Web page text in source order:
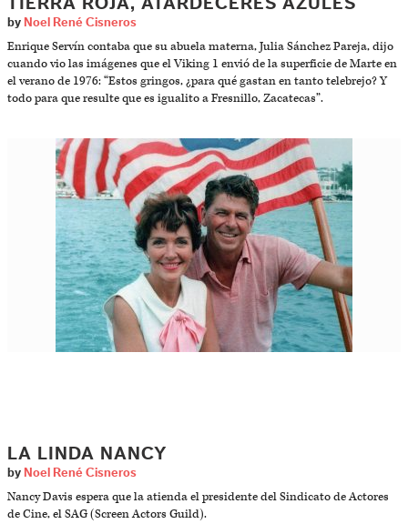
TIERRA ROJA, ATARDECERES AZULES
by Noel René Cisneros
Enrique Servín contaba que su abuela materna, Julia Sánchez Pareja, dijo
cuando vio las imágenes que el Viking 1 envió de la superficie de Marte en
el verano de 1976: “Estos gringos, ¿para qué gastan en tanto telebrejo? Y
todo para que resulte que es igualito a Fresnillo, Zacatecas”.
LA LINDA NANCY
by Noel René Cisneros
Nancy Davis espera que la atienda el presidente del Sindicato de Actores
de Cine, el SAG (Screen Actors Guild).